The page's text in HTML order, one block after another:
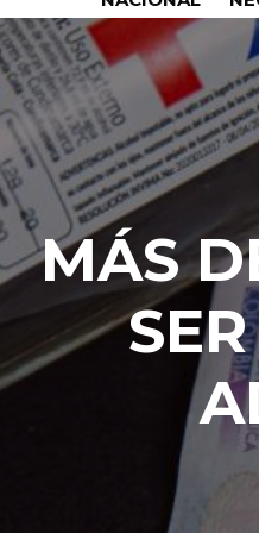
MÁS